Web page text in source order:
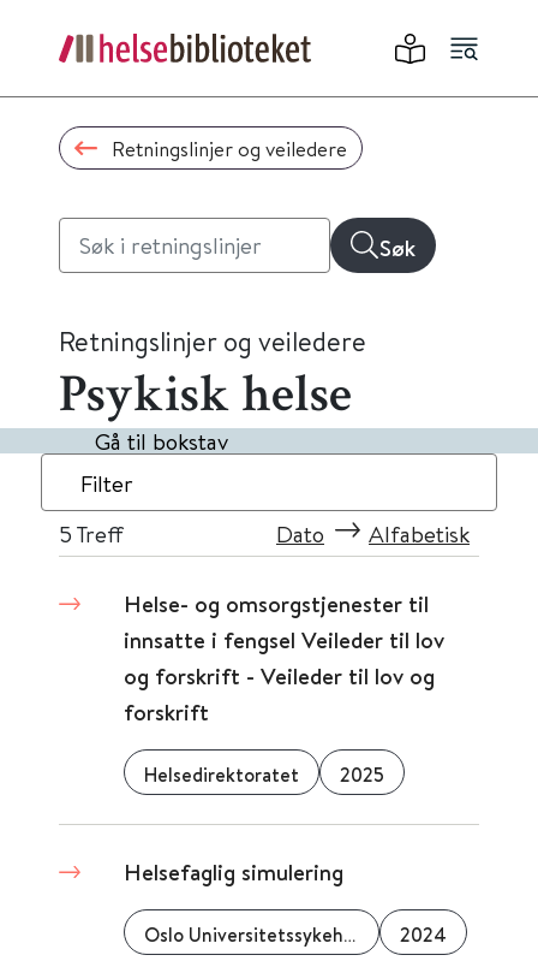
Retningslinjer og veiledere
Søk
Retningslinjer og veiledere
Psykisk helse
Gå til bokstav
Filter
5 Treff Dato Alfabetisk
Helse- og omsorgstjenester til
innsatte i fengsel Veileder til lov
og forskrift - Veileder til lov og
forskrift
Helsedirektoratet 2025
Helsefaglig simulering
Oslo Universitetssykehus 2024